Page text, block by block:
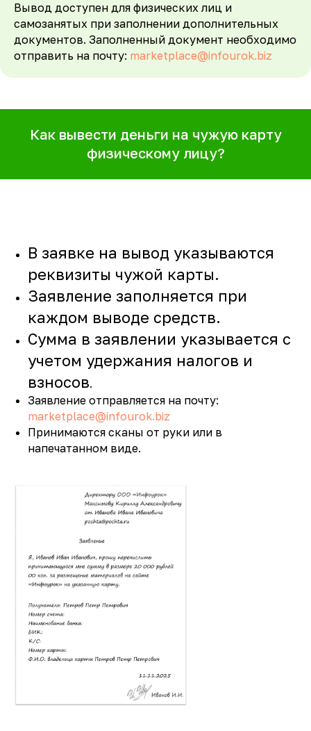
Вывод доступен для физических лиц и
самозанятых при заполнении дополнительных
документов. Заполненный документ необходимо
отправить на почту: marketplace@infourok.biz
Как вывести деньги на чужую карту
физическому лицу?
В заявке на вывод указываются
реквизиты чужой карты.
Заявление заполняется при
каждом выводе средств.
Сумма в заявлении указывается c
учетом удержания налогов и
взносов.
Заявление отправляется на почту:
marketplace@infourok.biz
Принимаются сканы от руки или в
напечатанном виде.